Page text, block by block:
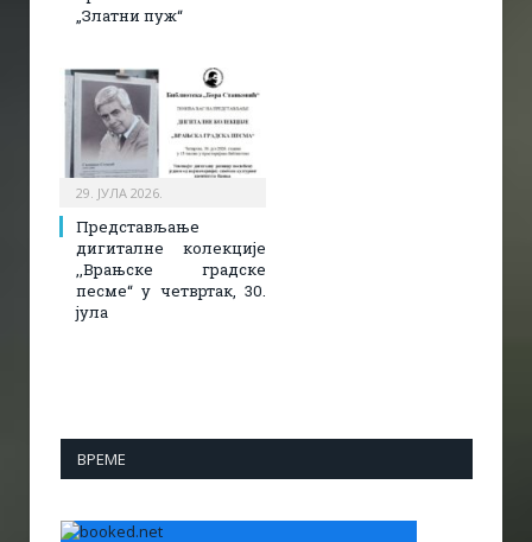
„Златни пуж“
29. ЈУЛА 2026.
Представљање
дигиталне колекције
,,Врањске градске
песме“ у четвртак, 30.
јула
ВРЕМЕ